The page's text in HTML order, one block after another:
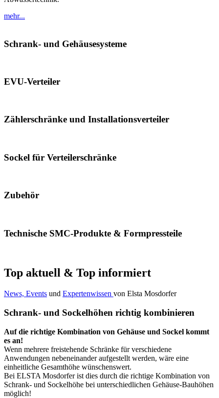
mehr...
Schrank- und Gehäusesysteme
EVU-Verteiler
Zählerschränke und Installationsverteiler
Sockel für Verteilerschränke
Zubehör
Technische SMC-Produkte & Formpressteile
Top aktuell & Top informiert
News, Events und Expertenwissen von Elsta Mosdorfer
Schrank- und Sockelhöhen richtig kombinieren
Auf die richtige Kombination von Gehäuse und Sockel kommt
es an!
Wenn mehrere freistehende Schränke für verschiedene
Anwendungen nebeneinander aufgestellt werden, wäre eine
einheitliche Gesamthöhe wünschenswert.
Bei ELSTA Mosdorfer ist dies durch die richtige Kombination von
Schrank- und Sockelhöhe bei unterschiedlichen Gehäuse-Bauhöhen
möglich!